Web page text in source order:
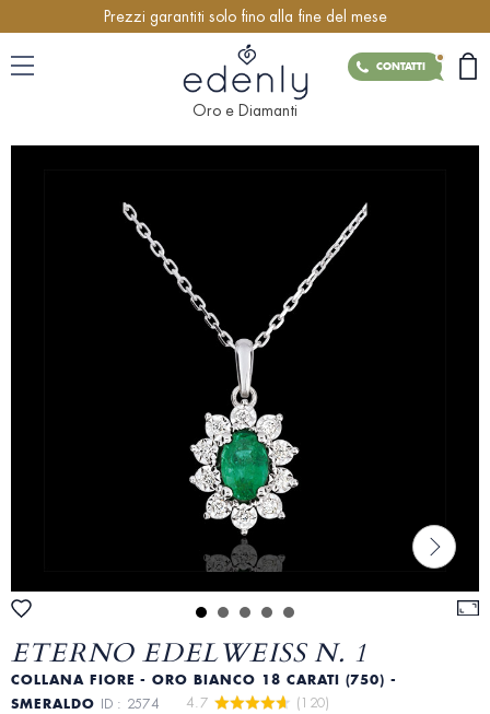
Prezzi garantiti solo fino alla fine del mese
CONTATTI
Oro e Diamanti
ETERNO EDELWEISS N. 1
COLLANA FIORE - ORO BIANCO 18 CARATI (750) -
SMERALDO ID : 2574 4.7 (120)